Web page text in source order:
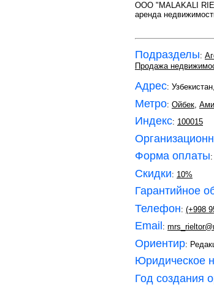
OOO "MALAKALI
аренда
Подразделы:
Продажа
Адрес:
Метро: Ойбек
Индекс: 100015
Форма оплаты:
Скидки: 10%
Гарантийное
Телефон: (+998
Email :
Ориентир:
Юридическое
Год создания